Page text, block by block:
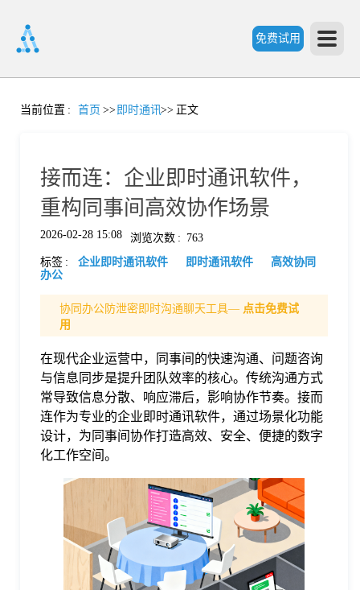
免费试用
首
格
当前位置 : 首页 >> 即时通讯>> 正文
接而连：企业即时通讯软件，
重构同事间高效协作场景
2026-02-28 15:08 浏览次数 : 763
标签 : 企业即时通讯软件 即时通讯软件
高效协同
办公
协同办公防泄密即时沟通聊天工具— 点击免费试
用
在现代企业运营中，同事间的快速沟通、问题咨询
与信息同步是提升团队效率的核心。传统沟通方式
常导致信息分散、响应滞后，影响协作节奏。接而
连作为专业的企业即时通讯软件，通过场景化功能
设计，为同事间协作打造高效、安全、便捷的数字
化工作空间。